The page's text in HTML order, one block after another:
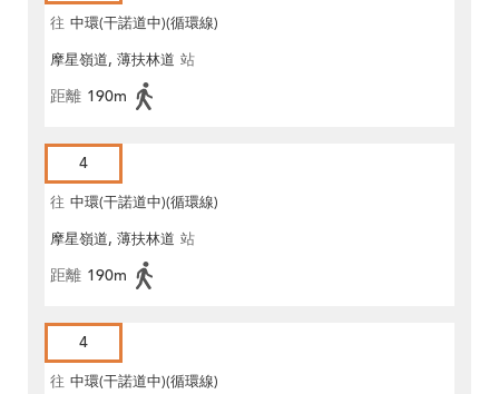
往 中環(干諾道中)(循環線)
摩星嶺道, 薄扶林道 站
距離 190m
4
往 中環(干諾道中)(循環線)
摩星嶺道, 薄扶林道 站
距離 190m
4
往 中環(干諾道中)(循環線)